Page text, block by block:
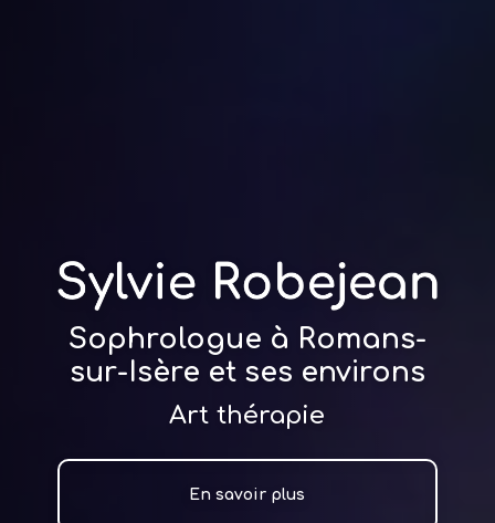
Sophrologue à Romans-
sur-Isère et ses environs
Art thérapie
En savoir plus